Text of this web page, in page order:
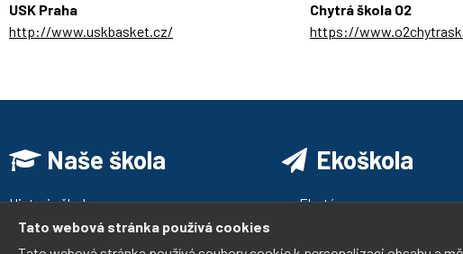
USK Praha
http://www.uskbasket.cz/
Chytrá škola O2
https://
Naše škola
Historie školy
O nás
Galerie
Ekoškola
Ekotým
Instagram
Tato webová stránka používá cookies